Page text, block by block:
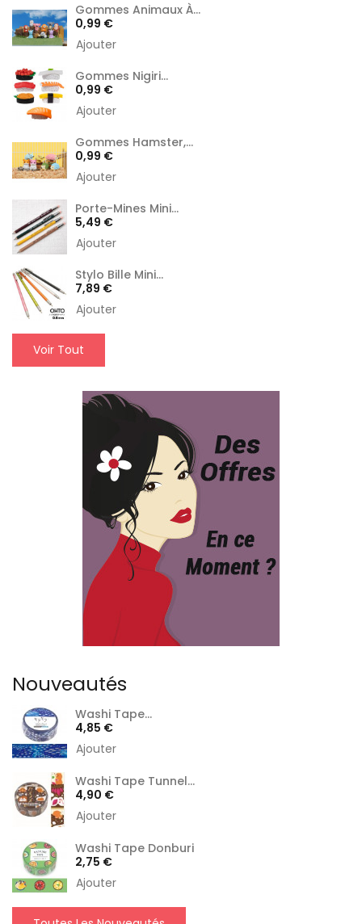
Gommes Animaux À...
Prix
0,99 €
Ajouter
Gommes Nigiri...
Prix
0,99 €
Ajouter
Gommes Hamster,...
Prix
0,99 €
Ajouter
Porte-Mines Mini...
Prix
5,49 €
Ajouter
Stylo Bille Mini...
Prix
7,89 €
Ajouter
Voir Tout
Nouveautés
Washi Tape...
Prix
4,85 €
Ajouter
Washi Tape Tunnel...
Prix
4,90 €
Ajouter
Washi Tape Donburi
Prix
2,75 €
Ajouter